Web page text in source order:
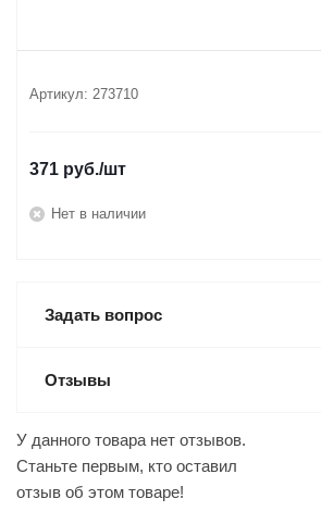
Артикул: 273710
371 руб./шт
Нет в наличии
Задать вопрос
Отзывы
У данного товара нет отзывов.
Станьте первым, кто оставил
отзыв об этом товаре!